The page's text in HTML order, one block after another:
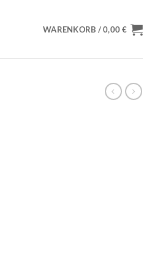
WARENKORB /0,00€